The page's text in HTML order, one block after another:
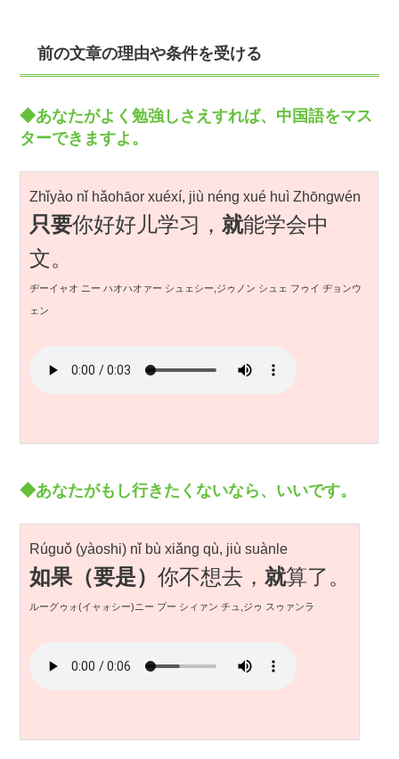
前の文章の理由や条件を受ける
◆あなたがよく勉強しさえすれば、中国語をマス
ターできますよ。
Zhǐyào nǐ hǎohāor xuéxí, jiù néng xué huì Zhōngwén
只要你好好儿学习，就能学会中
文。
ヂーイャオ ニー ハオハオァー シュェシー,ジゥノン シュェ フゥイ ヂョンウ
ェン
◆あなたがもし行きたくないなら、いいです。
Rúguǒ (yàoshi) nǐ bù xiǎng qù, jiù suànle
如果（要是）你不想去，就算了。
ルーグゥォ(イャォシー)ニー ブー シィァン チュ,ジゥ スゥァンラ